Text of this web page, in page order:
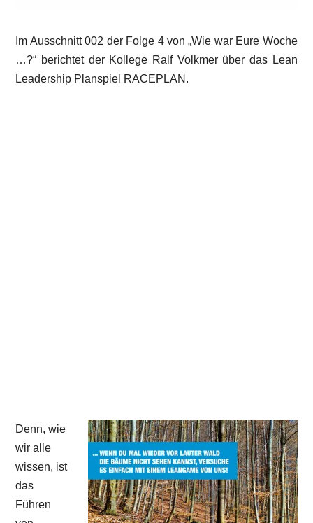
Im Ausschnitt 002 der Folge 4 von „Wie war Eure Woche
…?“ berichtet der Kollege Ralf Volkmer über das Lean
Leadership Planspiel RACEPLAN.
Denn, wie
wir alle
wissen, ist
das
Führen